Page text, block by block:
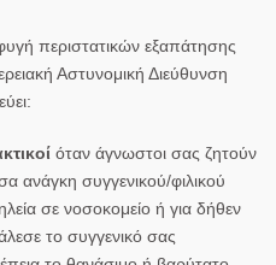
περιστατικών εξαπάτησης
Αστυνομική Διεύθυνση
όταν άγνωστοι σας ζητούν
ανάγκη συγγενικού/φιλικού
σε νοσοκομείο ή για δήθεν
το συγγενικό σας